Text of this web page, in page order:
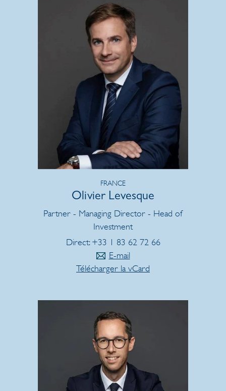
FRANCE
Olivier Levesque
Partner - Managing Director - Head of
Investment
Direct: +33 1 83 62 72 66
E-mail
Télécharger la vCard